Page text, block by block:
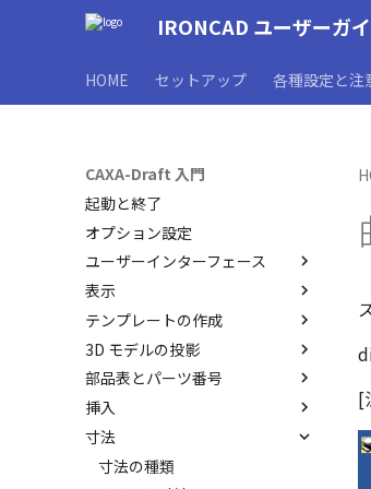
IRONCAD ユーザーガ
HOME セットアップ 各種設定と注
CAXA-Draft 入門
起動と終了
オプション設定
ユーザーインターフェース
ユーザーインターフェースと各
部名称
インターフェースのカスタマイ
ズ
表示
表示操作
シートの切り替え
テンプレートの作成
CAXA Draft のテンプレートに
ついて
テンプレートの作成手順
JIS の BLANK テンプレートを
開く
レイヤーの定義
3D モデルの投影
投影図の作成
投影図の追加
補助図
断面図
部品表とパーツ番号
3Dとリンクあり
3Dとリンクなし
既存の部品表を変換する
挿入
ブロック
PDF読み込み
寸法
寸法の種類
[